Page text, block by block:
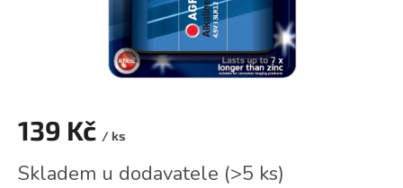
139 Kč / ks
cena:
Skladem u dodavatele (>5 ks)